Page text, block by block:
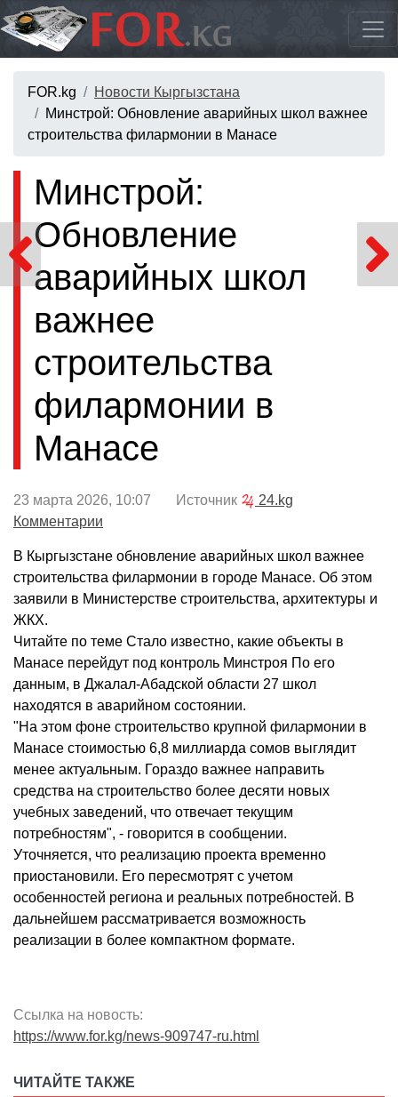
FOR.kg
Новости Кыргызстана
Минстрой: Обновление аварийных школ важнее
строительства филармонии в Манасе
Минстрой:
Обновление
аварийных школ
важнее
строительства
филармонии в
Манасе
23 марта 2026, 10:07 Источник
24.kg
Комментарии
В Кыргызстане обновление аварийных школ важнее
строительства филармонии в городе Манасе. Об этом
заявили в Министерстве строительства, архитектуры и
ЖКХ.
Читайте по теме Стало известно, какие объекты в
Манасе перейдут под контроль Минстроя По его
данным, в Джалал-Абадской области 27 школ
находятся в аварийном состоянии.
"На этом фоне строительство крупной филармонии в
Манасе стоимостью 6,8 миллиарда сомов выглядит
менее актуальным. Гораздо важнее направить
средства на строительство более десяти новых
учебных заведений, что отвечает текущим
потребностям", - говорится в сообщении.
Уточняется, что реализацию проекта временно
приостановили. Его пересмотрят с учетом
особенностей региона и реальных потребностей. В
дальнейшем рассматривается возможность
реализации в более компактном формате.
Ссылка на новость:
https://www.for.kg/news-909747-ru.html
ЧИТАЙТЕ ТАКЖЕ